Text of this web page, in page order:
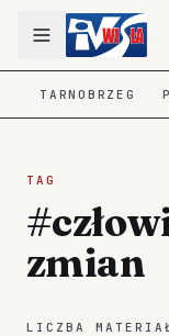
TARNOBRZEG
TAG
zmian
LICZBA